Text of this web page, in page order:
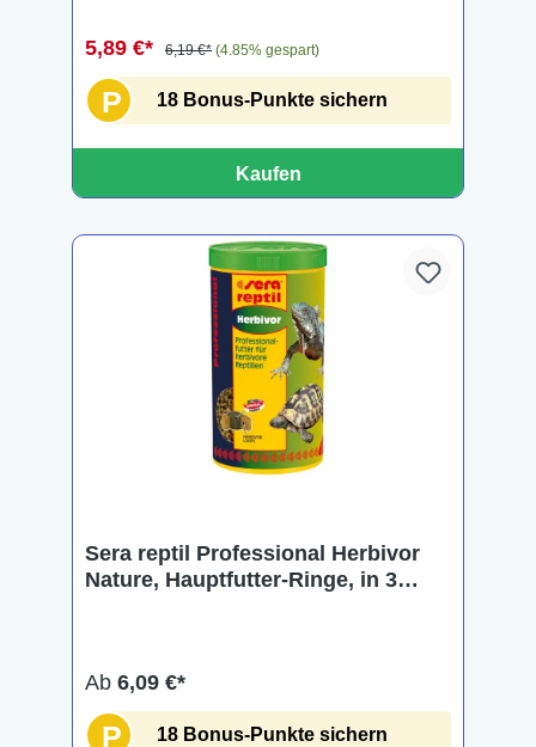
5,89 €* 6,19 €* (4.85% gespart)
P 18 Bonus-Punkte sichern
Kaufen
Sera reptil Professional Herbivor
Nature, Hauptfutter-Ringe, in 3
Ab 6,09 €*
P 18 Bonus-Punkte sichern